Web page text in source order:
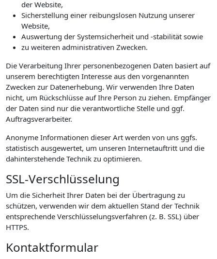
der Website,
Sicherstellung einer reibungslosen Nutzung unserer
Website,
Auswertung der Systemsicherheit und -stabilität sowie
zu weiteren administrativen Zwecken.
Die Verarbeitung Ihrer personenbezogenen Daten basiert auf
unserem berechtigten Interesse aus den vorgenannten
Zwecken zur Datenerhebung. Wir verwenden Ihre Daten
nicht, um Rückschlüsse auf Ihre Person zu ziehen. Empfänger
der Daten sind nur die verantwortliche Stelle und ggf.
Auftragsverarbeiter.
Anonyme Informationen dieser Art werden von uns ggfs.
statistisch ausgewertet, um unseren Internetauftritt und die
dahinterstehende Technik zu optimieren.
SSL-Verschlüsselung
Um die Sicherheit Ihrer Daten bei der Übertragung zu
schützen, verwenden wir dem aktuellen Stand der Technik
entsprechende Verschlüsselungsverfahren (z. B. SSL) über
HTTPS.
Kontaktformular